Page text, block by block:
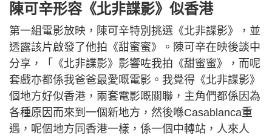
陳可辛形容《北非諜影》似香港
第一組電影放映，陳可辛特別挑選《北非諜影》，並
透露該片啟發了他拍《甜蜜蜜》。陳可辛在映後談中
分享，「《北非諜影》影響咗我拍《甜蜜蜜》，而呢
套戲亦都係我爸爸最愛嘅電影。我覺得《北非諜影》
個地方好似香港，兩套電影嘅關聯，主角們都係因為
各種原因而來到一個新地方，然後喺Casablanca重
遇，呢個地方同香港一樣，係一個中轉站，人來人